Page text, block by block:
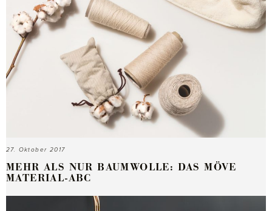
27. Oktober 2017
MEHR ALS NUR BAUMWOLLE: DAS MÖVE
MATERIAL-ABC